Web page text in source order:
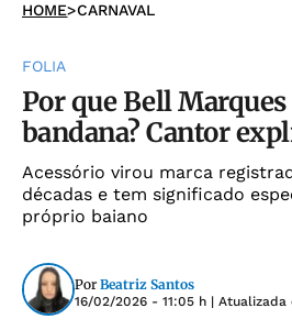
HOME>CARNAVAL
FOLIA
Por que Bell
bandana? Cantor
Acessório virou marca
décadas e tem significado
próprio baiano
Por Beatriz Santos
16/02/2026 - 11:05 h | Atualizada